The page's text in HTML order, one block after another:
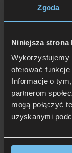
Zgoda
Niniejsza strona
Wykorzystujemy
oferować funkcje
Informacje o
partnerom
mogą połączyć
uzyskanymi
28 listopada
Pokaż spis treści